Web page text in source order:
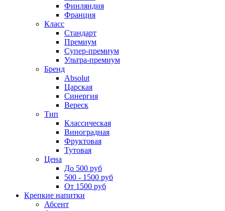
Финляндия
Франция
Класс
Стандарт
Премиум
Супер-премиум
Ультра-премиум
Бренд
Absolut
Царская
Синергия
Вереск
Тип
Классическая
Виноградная
Фруктовая
Тутовая
Цена
До 500 руб
500 - 1500 руб
От 1500 руб
Крепкие напитки
Абсент